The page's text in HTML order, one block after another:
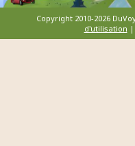
Copyright 2010-2026
d'utilisation |